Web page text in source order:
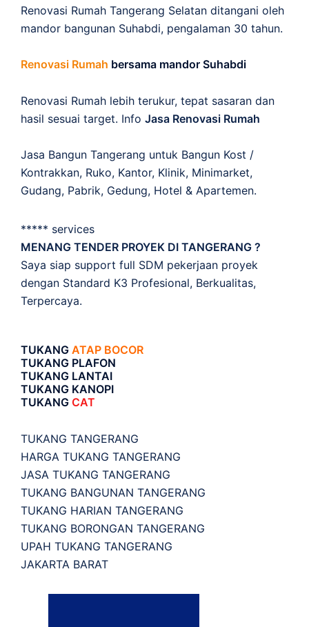
Renovasi Rumah Tangerang Selatan ditangani oleh
mandor bangunan Suhabdi, pengalaman 30 tahun.
Renovasi Rumah bersama mandor Suhabdi
Renovasi Rumah lebih terukur, tepat sasaran dan
hasil sesuai target. Info Jasa Renovasi Rumah
Jasa Bangun Tangerang untuk Bangun Kost /
Kontrakkan, Ruko, Kantor, Klinik, Minimarket,
Gudang, Pabrik, Gedung, Hotel & Apartemen.
***** services
MENANG TENDER PROYEK DI TANGERANG ?
Saya siap support full SDM pekerjaan proyek
dengan Standard K3 Profesional, Berkualitas,
Terpercaya.
TUKANG ATAP BOCOR
TUKANG PLAFON
TUKANG LANTAI
TUKANG KANOPI
TUKANG CAT
TUKANG TANGERANG
HARGA TUKANG TANGERANG
JASA TUKANG TANGERANG
TUKANG BANGUNAN TANGERANG
TUKANG HARIAN TANGERANG
TUKANG BORONGAN TANGERANG
UPAH TUKANG TANGERANG
JAKARTA BARAT